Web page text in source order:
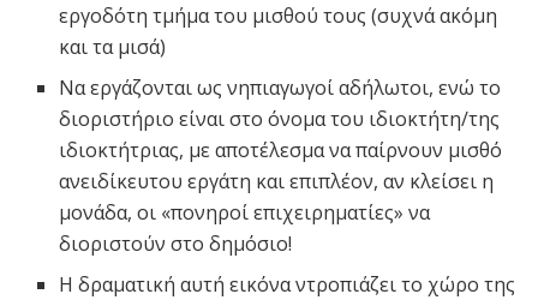
εργοδότη τμήμα του μισθού τους (συχνά ακόμη
και τα μισά)
Να εργάζονται ως νηπιαγωγοί αδήλωτοι, ενώ το
διοριστήριο είναι στο όνομα του ιδιοκτήτη/της
ιδιοκτήτριας, με αποτέλεσμα να παίρνουν μισθό
ανειδίκευτου εργάτη και επιπλέον, αν κλείσει η
μονάδα, οι «πονηροί επιχειρηματίες» να
διοριστούν στο δημόσιο!
Η δραματική αυτή εικόνα ντροπιάζει το χώρο της